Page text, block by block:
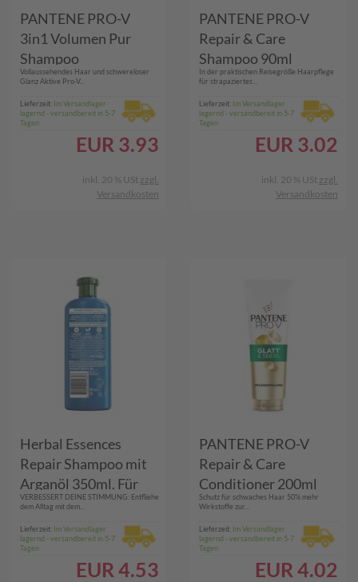
PANTENE PRO-V
3in1 Volumen Pur
Shampoo
Vollaussehendes Haar und schwereloser
Glanz Aktive Pro-V...
Lieferzeit: Im Versandlager
lagernd - versandbereit in 5-7
Tagen
EUR 3.93
inkl. 20 % USt zzgl.
Versandkosten
PANTENE PRO-V
Repair & Care
Shampoo 90ml
In der praktischen Reisegröße Haarpflege
für strapaziertes...
Lieferzeit: Im Versandlager
lagernd - versandbereit in 5-7
Tagen
EUR 3.02
inkl. 20 % USt zzgl.
Versandkosten
Herbal Essences
Repair Shampoo mit
Arganöl 350ml. Für
geschädigtes Haar,
ohne Silikone
VERBESSERT DEINE STIMMUNG: Entfliehe
dem Alltag mit dem...
Lieferzeit: Im Versandlager
lagernd - versandbereit in 5-7
Tagen
EUR 4.53
PANTENE PRO-V
Repair & Care
Conditioner 200ml
Schutz für schwaches Haar 50% mehr
Wirkstoffe zur...
Lieferzeit: Im Versandlager
lagernd - versandbereit in 5-7
Tagen
EUR 4.02